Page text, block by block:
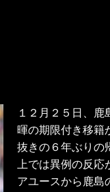
１２月２５日、
暉の期限付き移籍
抜きの６年ぶりの
上では異例の反
アユースから鹿島